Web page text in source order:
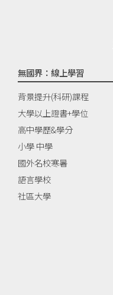
無國界：線上學習
背景提升(科研)課程
大學以上證書+學位
高中學歷&學分
小學 中學
國外名校寒暑
語言學校
社區大學